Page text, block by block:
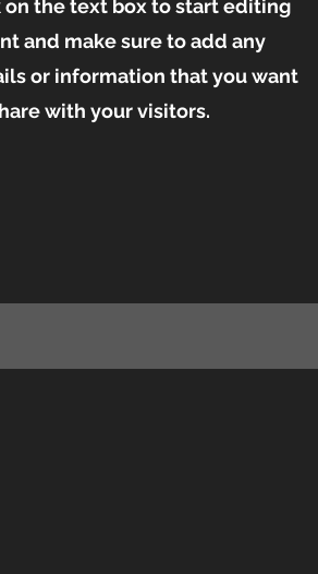
the text box to start editing
and make sure to add any
or information that you want
with your visitors.